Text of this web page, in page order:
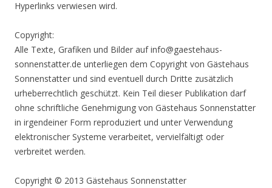
Hyperlinks verwiesen wird.
Copyright:
Alle Texte, Grafiken und Bilder auf info@gaestehaus-
sonnenstatter.de unterliegen dem Copyright von Gästehaus
Sonnenstatter und sind eventuell durch Dritte zusätzlich
urheberrechtlich geschützt. Kein Teil dieser Publikation darf
ohne schriftliche Genehmigung von Gästehaus Sonnenstatter
in irgendeiner Form reproduziert und unter Verwendung
elektronischer Systeme verarbeitet, vervielfältigt oder
verbreitet werden.
Copyright © 2013 Gästehaus Sonnenstatter